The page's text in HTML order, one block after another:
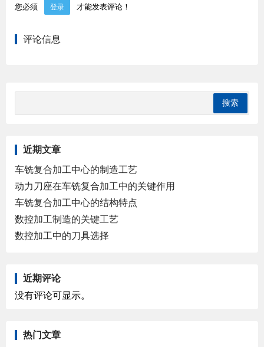
您必须 登录 才能发表评论！
评论信息
近期文章
车铣复合加工中心的制造工艺
动力刀座在车铣复合加工中的关键作用
车铣复合加工中心的结构特点
数控加工制造的关键工艺
数控加工中的刀具选择
近期评论
没有评论可显示。
热门文章